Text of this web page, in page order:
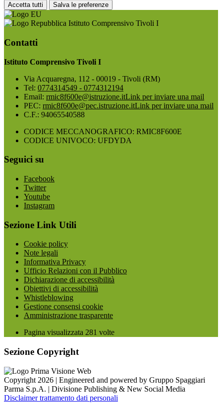
Accetta tutti Salva le preferenze
Istituto Comprensivo Tivoli I
Contatti
Istituto Comprensivo Tivoli I
Via Acquaregna, 112 - 00019 - Tivoli (RM)
Tel: 0774314549 - 0774312194
Email: rmic8f600e@istruzione.itLink per inviare una mail
PEC: rmic8f600e@pec.istruzione.itLink per inviare una mail
C.F.: 94065540588
CODICE MECCANOGRAFICO: RMIC8F600E
CODICE UNIVOCO: UFDYDA
Seguici su
Facebook
Twitter
Youtube
Instagram
Sezione Link Utili
Cookie policy
Note legali
Informativa Privacy
Ufficio Relazioni con il Pubblico
Dichiarazione di accessibilità
Obiettivi di accessibilità
Whistleblowing
Gestione consensi cookie
Amministrazione trasparente
Pagina visualizzata 281 volte
Sezione Copyright
Copyright 2026 | Engineered and powered by Gruppo Spaggiari
Parma S.p.A. | Divisione Publishing & New Social Media
Disclaimer trattamento dati personali